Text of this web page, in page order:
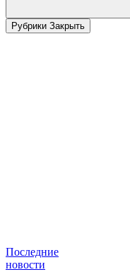
Рубрики Закрыть
Последние
новости